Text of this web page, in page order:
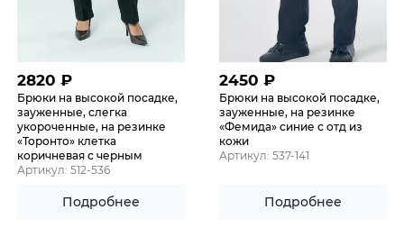
2820 ₽
Брюки на высокой посадке,
зауженные, слегка
укороченные, на резинке
«Торонто» клетка
коричневая с черным
Артикул: 512-536
Подробнее
2450 ₽
Брюки на высокой посадке,
зауженные, на резинке
«Фемида» синие с отд из
кожи
Артикул: 537-141
Подробнее